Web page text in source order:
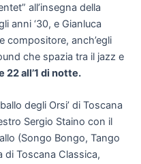
all’insegna della
anni ‘30, e Gianluca
compositore, anch’egli
che spazia tra il jazz e
all’1 di notte.
degli Orsi’ di Toscana
Sergio Staino con il
(Songo Bongo, Tango
di Toscana Classica,